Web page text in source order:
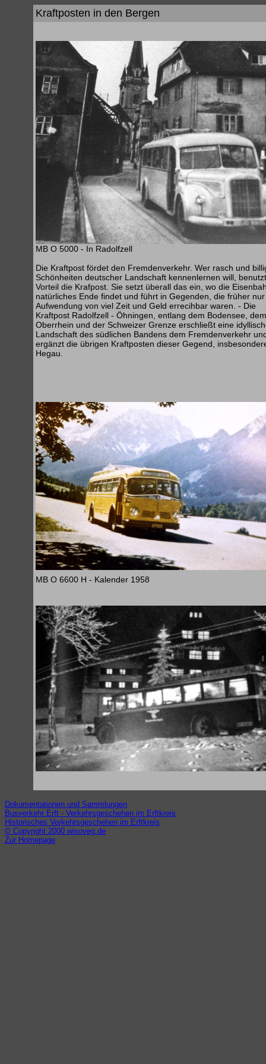
Kraftposten in den Bergen
MB O 5000 - In Radolfzell
Die Kraftpost fördet den Fremdenverkehr. Wer rasch und
Schönheiten deutscher Landschaft kennenlernen will,
Vorteil die Krafpost. Sie setzt überall das ein, wo die
natürliches Ende findet und führt in Gegenden, die früher
Aufwendung von viel Zeit und Geld errecihbar waren. - Die
Kraftpost Radolfzell - Öhningen, entlang dem Bodensee, dem
Oberrhein und der Schweizer Grenze erschließt eine
Landschaft des südlichen Bandens dem Fremdenverkehr
ergänzt die übrigen Kraftposten dieser Gegend,
Hegau.
MB O 6600 H - Kalender 1958
Dokumentationen und Sammlungen
Busverkehr Erft - Verkehrsgeschehen im Erftkreis
Historisches Verkehrsgeschehen im Erftkreis
© Copyright 2000 wisoveg.de
Zur Homepage